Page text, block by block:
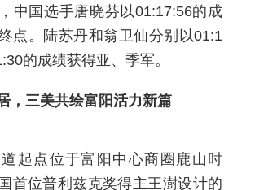
中国选手唐晓芬以01:17:56的成
点。陆苏丹和翁卫仙分别以01:1
的成绩获得亚、季军。
，三美共绘富阳活力新篇
起点位于富阳中心商圈鹿山时
首位普利兹克奖得主王澍设计的